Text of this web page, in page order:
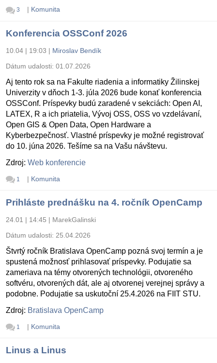
3 | Komunita
Konferencia OSSConf 2026
10.04 | 19:03 | Miroslav Bendík
Dátum udalosti: 01.07.2026
Aj tento rok sa na Fakulte riadenia a informatiky Žilinskej
Univerzity v dňoch 1-3. júla 2026 bude konať konferencia
OSSConf. Príspevky budú zaradené v sekciách: Open AI,
LATEX, R a ich priatelia, Vývoj OSS, OSS vo vzdelávaní,
Open GIS & Open Data, Open Hardware a
Kyberbezpečnosť. Vlastné príspevky je možné registrovať
do 10. júna 2026. Tešíme sa na Vašu návštevu.
Zdroj: Web konferencie
1 | Komunita
Prihláste prednášku na 4. ročník OpenCamp
24.01 | 14:45 | MarekGalinski
Dátum udalosti: 25.04.2026
Štvrtý ročník Bratislava OpenCamp pozná svoj termín a je
spustená možnosť prihlasovať príspevky. Podujatie sa
zameriava na témy otvorených technológii, otvoreného
softvéru, otvorených dát, ale aj otvorenej verejnej správy a
podobne. Podujatie sa uskutoční 25.4.2026 na FIIT STU.
Zdroj: Bratislava OpenCamp
1 | Komunita
Linus a Linus